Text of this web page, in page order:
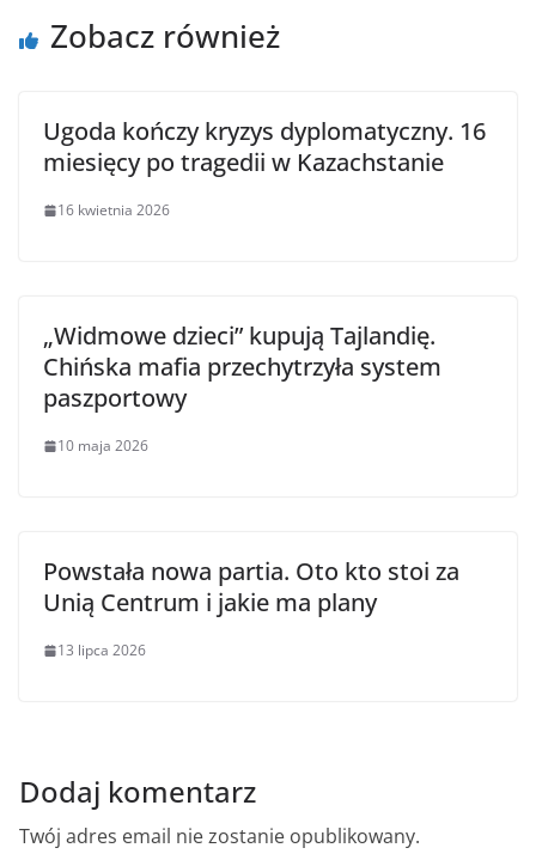
Zobacz również
Ugoda kończy kryzys dyplomatyczny. 16
miesięcy po tragedii w Kazachstanie
16 kwietnia 2026
„Widmowe dzieci” kupują Tajlandię.
Chińska mafia przechytrzyła system
paszportowy
10 maja 2026
Powstała nowa partia. Oto kto stoi za
Unią Centrum i jakie ma plany
13 lipca 2026
Dodaj komentarz
Twój adres email nie zostanie opublikowany.